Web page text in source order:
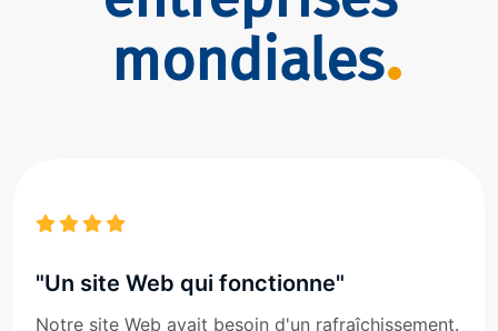
mondiales
"Un site Web qui fonctionne"
Notre site Web avait besoin d'un rafraîchissement.